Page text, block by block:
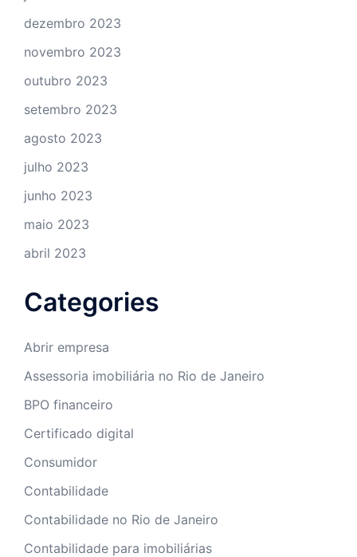
dezembro 2023
novembro 2023
outubro 2023
setembro 2023
agosto 2023
julho 2023
junho 2023
maio 2023
abril 2023
Categories
Abrir empresa
Assessoria imobiliária no Rio de Janeiro
BPO financeiro
Certificado digital
Consumidor
Contabilidade
Contabilidade no Rio de Janeiro
Contabilidade para imobiliárias